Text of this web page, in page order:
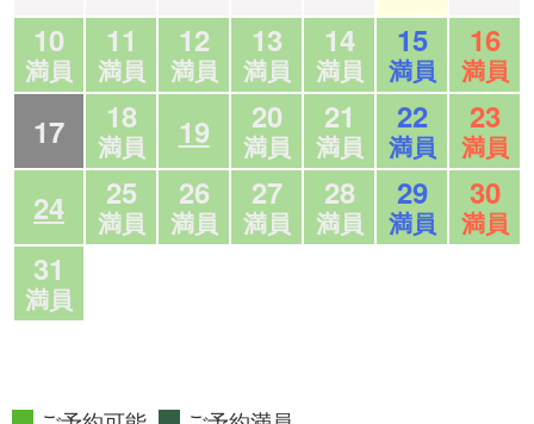
10
満員
11
満員
12
満員
13
満員
14
満員
15
満員
16
満員
17 18
満員 19 20
満員
21
満員
22
満員
23
満員
24 25
満員
26
満員
27
満員
28
満員
29
満員
30
満員
31
満員